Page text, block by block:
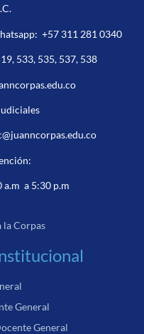
+57 311 281 0340
533, 535, 537, 538
a.m a 5:30 p.m
la Corpas
General
General